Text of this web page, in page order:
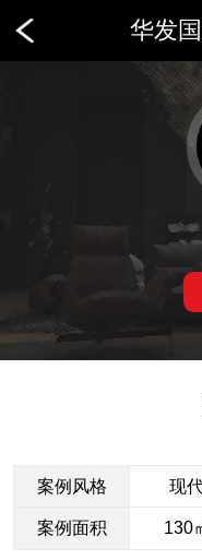
华发
案例风格 现
案例面积 130